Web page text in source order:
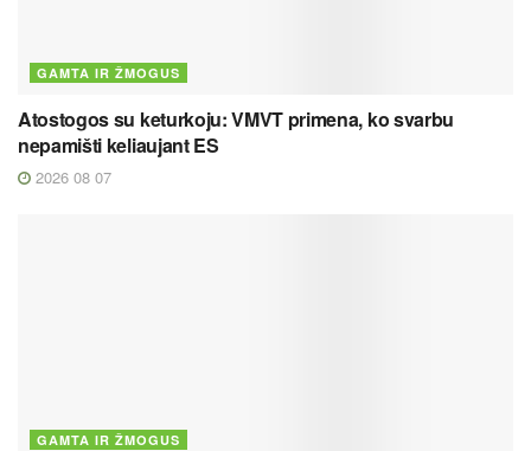
GAMTA IR ŽMOGUS
Atostogos su keturkoju: VMVT primena, ko svarbu
nepamišti keliaujant ES
2026 08 07
GAMTA IR ŽMOGUS